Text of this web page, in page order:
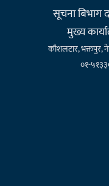
सूचना बिभाग
मुख्य
कौशलटार, भक्तपुर,
०१-